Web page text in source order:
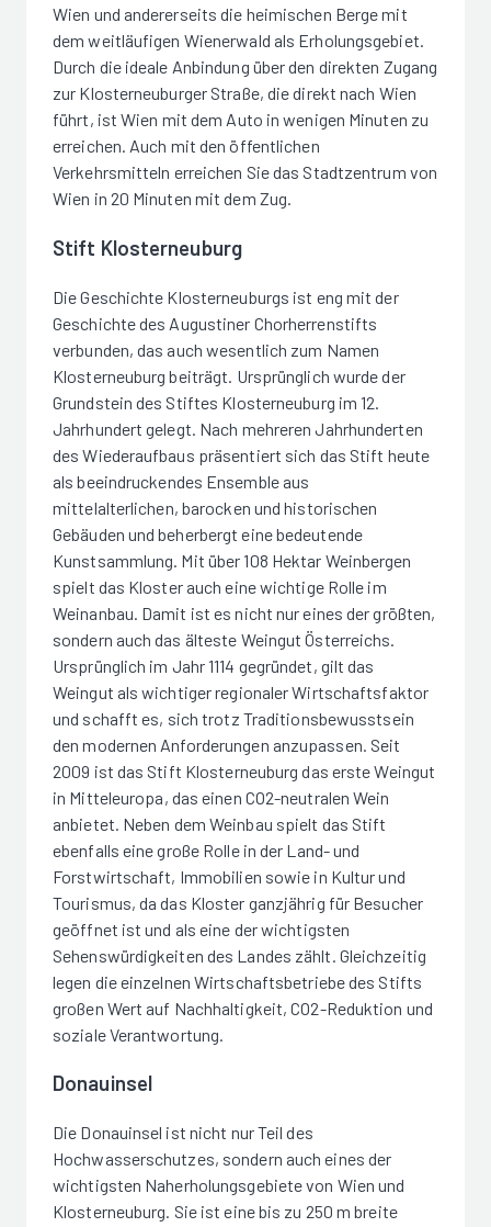
Wien und andererseits die heimischen Berge mit
dem weitläufigen Wienerwald als Erholungsgebiet.
Durch die ideale Anbindung über den direkten Zugang
zur Klosterneuburger Straße, die direkt nach Wien
führt, ist Wien mit dem Auto in wenigen Minuten zu
erreichen. Auch mit den öffentlichen
Verkehrsmitteln erreichen Sie das Stadtzentrum von
Wien in 20 Minuten mit dem Zug.
Stift Klosterneuburg
Die Geschichte Klosterneuburgs ist eng mit der
Geschichte des Augustiner Chorherrenstifts
verbunden, das auch wesentlich zum Namen
Klosterneuburg beiträgt. Ursprünglich wurde der
Grundstein des Stiftes Klosterneuburg im 12.
Jahrhundert gelegt. Nach mehreren Jahrhunderten
des Wiederaufbaus präsentiert sich das Stift heute
als beeindruckendes Ensemble aus
mittelalterlichen, barocken und historischen
Gebäuden und beherbergt eine bedeutende
Kunstsammlung. Mit über 108 Hektar Weinbergen
spielt das Kloster auch eine wichtige Rolle im
Weinanbau. Damit ist es nicht nur eines der größten,
sondern auch das älteste Weingut Österreichs.
Ursprünglich im Jahr 1114 gegründet, gilt das
Weingut als wichtiger regionaler Wirtschaftsfaktor
und schafft es, sich trotz Traditionsbewusstsein
den modernen Anforderungen anzupassen. Seit
2009 ist das Stift Klosterneuburg das erste Weingut
in Mitteleuropa, das einen CO2-neutralen Wein
anbietet. Neben dem Weinbau spielt das Stift
ebenfalls eine große Rolle in der Land- und
Forstwirtschaft, Immobilien sowie in Kultur und
Tourismus, da das Kloster ganzjährig für Besucher
geöffnet ist und als eine der wichtigsten
Sehenswürdigkeiten des Landes zählt. Gleichzeitig
legen die einzelnen Wirtschaftsbetriebe des Stifts
großen Wert auf Nachhaltigkeit, CO2-Reduktion und
soziale Verantwortung.
Donauinsel
Die Donauinsel ist nicht nur Teil des
Hochwasserschutzes, sondern auch eines der
wichtigsten Naherholungsgebiete von Wien und
Klosterneuburg. Sie ist eine bis zu 250 m breite